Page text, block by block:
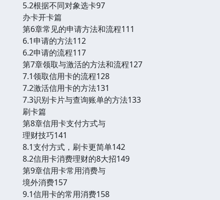
5.2根据不同对象选卡97
办卡开卡篇
第6章常见的申请方法和流程111
6.1申请的方法112
6.2申请的流程117
第7章领取与激活的方法和流程127
7.1领取信用卡的流程128
7.2激活信用卡的方法131
7.3识别卡片与查询账单的方法133
刷卡篇
第8章信用卡支付方式与
理财技巧141
8.1支付方式，刷卡更简单142
8.2信用卡消费理财的8大招149
第9章信用卡常用消费与
境外消费157
9.1信用卡的常用消费158